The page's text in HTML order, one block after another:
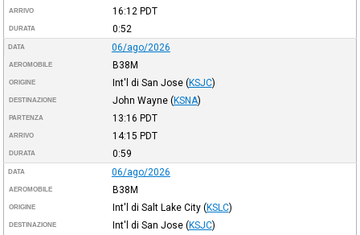
ARRIVO 16:12 PDT
DURATA 0:52
DATA 06/ago/2026
AEROMOBILE B38M
ORIGINE Int'l di San Jose (KSJC)
DESTINAZIONE John Wayne (KSNA)
PARTENZA 13:16 PDT
ARRIVO 14:15 PDT
DURATA 0:59
DATA 06/ago/2026
AEROMOBILE B38M
ORIGINE Int'l di Salt Lake City (KSLC)
DESTINAZIONE Int'l di San Jose (KSJC)